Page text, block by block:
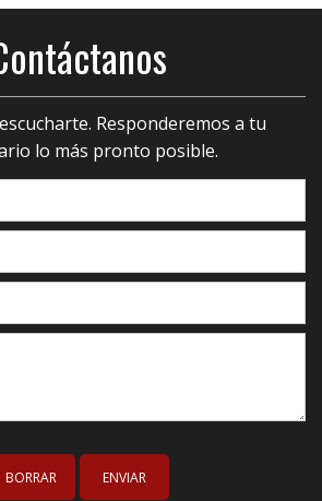
Responderemos a tu
lo más pronto posible.